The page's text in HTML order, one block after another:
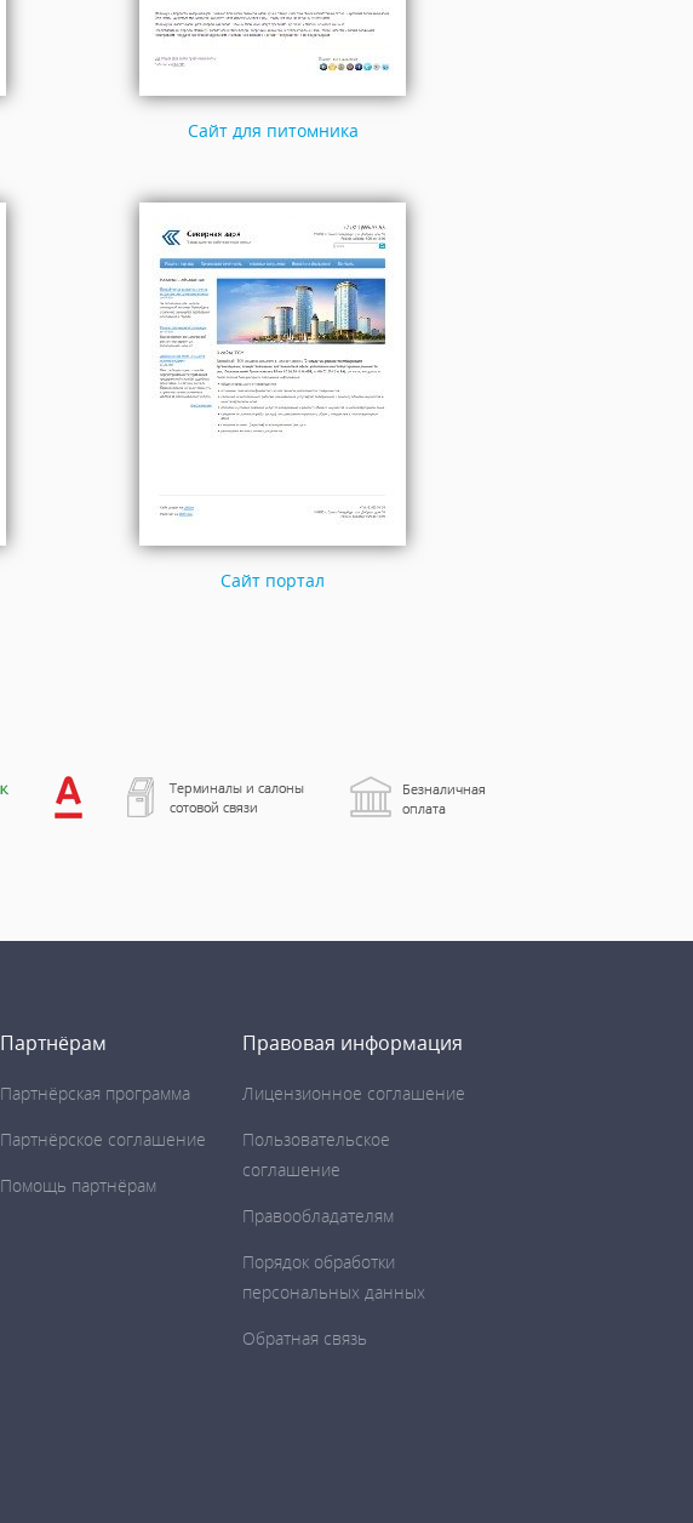
Сайт для питомника
Сайт портал
Партнёрам
Партнёрская программа
Партнёрское соглашение
Помощь партнёрам
Правовая информация
Лицензионное соглашение
Пользовательское
соглашение
Правообладателям
Порядок обработки
персональных данных
Обратная связь